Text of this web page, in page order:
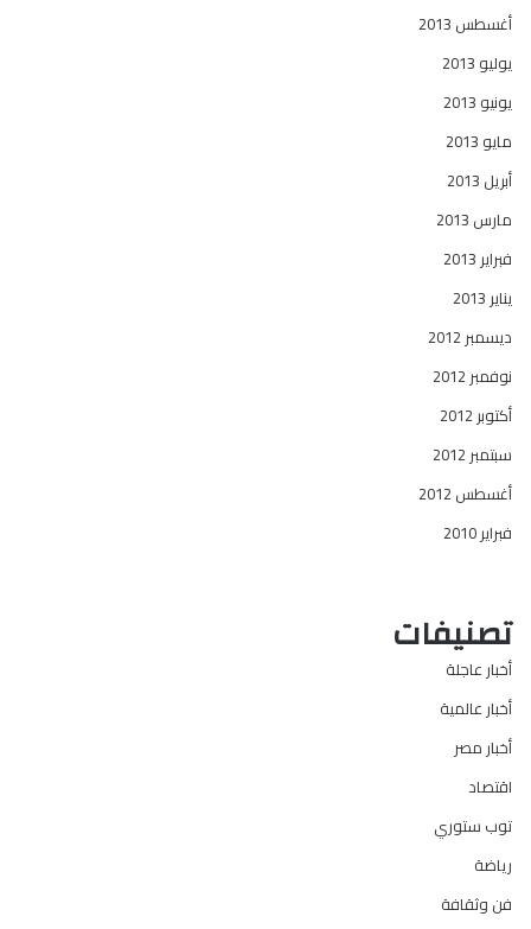
أغسطس 2013
يوليو 2013
يونيو 2013
مايو 2013
أبريل 2013
مارس 2013
فبراير 2013
يناير 2013
ديسمبر 2012
نوفمبر 2012
أكتوبر 2012
سبتمبر 2012
أغسطس 2012
فبراير 2010
تصنيفات
أخبار عاجلة
أخبار عالمية
أخبار مصر
اقتصاد
توب ستوري
رياضة
فن وثقافة